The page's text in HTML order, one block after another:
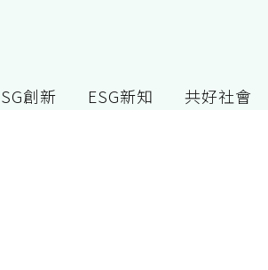
創新 ESG新知 共好社會